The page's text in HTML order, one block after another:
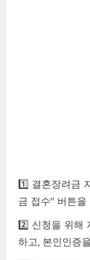
1️⃣ 결혼장려금
금 접수" 버튼을
2️⃣ 신청을 위해
하고, 본인인증